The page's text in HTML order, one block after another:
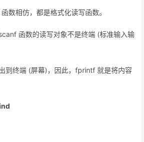
数相仿，都是格式化读写函数。
函数的读写对象不是终端 (标准输入输
到终端 (屏幕)，因此，fprintf 就是将内容